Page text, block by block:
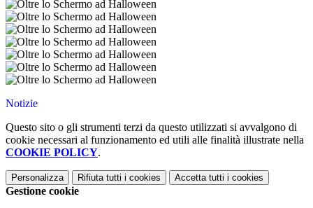
Notizie
Questo sito o gli strumenti terzi da questo utilizzati si avvalgono di
cookie necessari al funzionamento ed utili alle finalità illustrate nella
COOKIE POLICY.
Personalizza Rifiuta tutti i cookies Accetta tutti i cookies
Gestione cookie